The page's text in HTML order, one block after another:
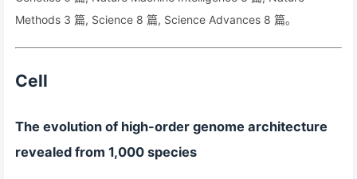
Methods 3 篇, Science 8 篇, Science Advances 8 篇。
Cell
The evolution of high-order genome architecture
revealed from 1,000 species